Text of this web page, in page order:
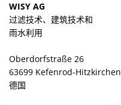
WISY AG
过滤技术、建筑技术和
雨水利用
Oberdorfstraße 26
63699 Kefenrod-Hitzkirchen
德国